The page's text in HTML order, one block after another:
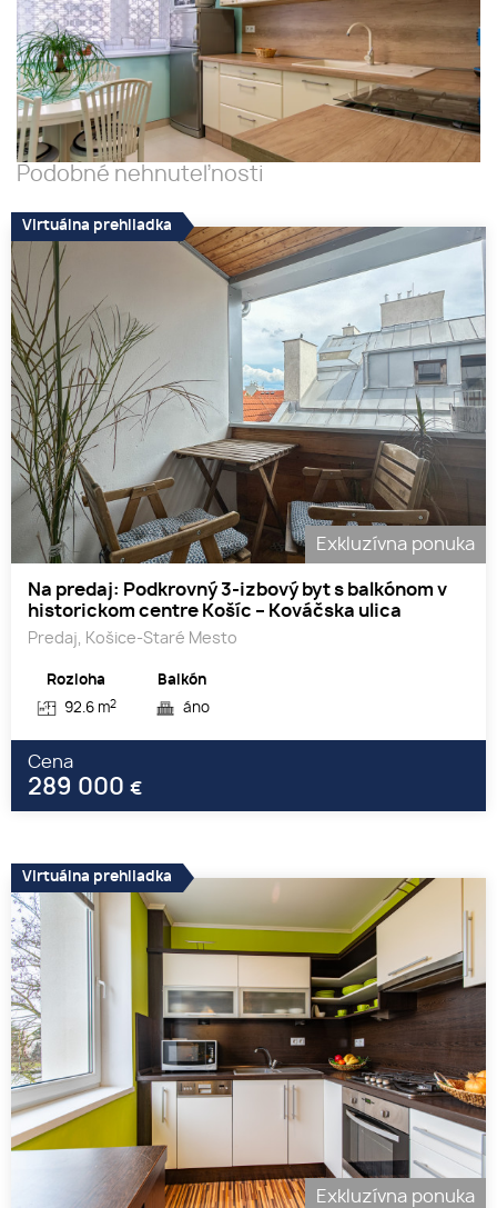
Podobné nehnuteľnosti
Exkluzívna ponuka
Na predaj: Podkrovný 3-izbový byt s balkónom v
historickom centre Košíc – Kováčska ulica
Predaj, Košice-Staré Mesto
Rozloha
92.6 m2
Balkón
áno
Cena
289 000 €
Virtuálna prehliadka
Exkluzívna ponuka
Virtuálna prehliadka